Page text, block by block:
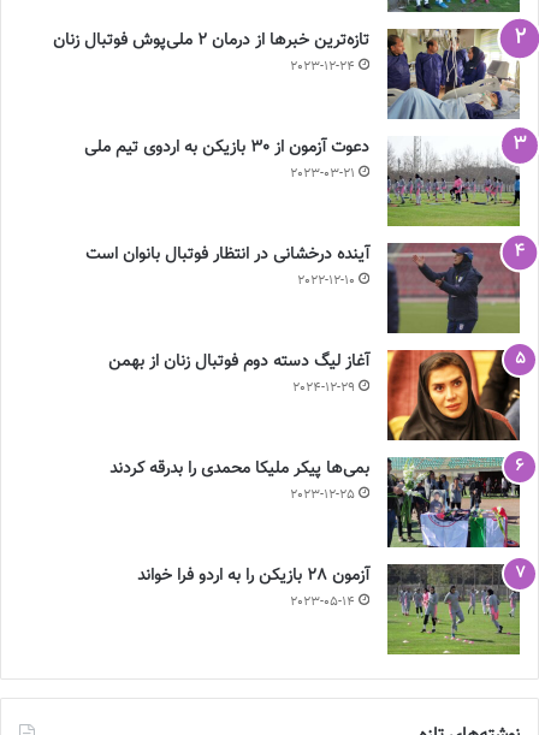
تازه‌ترین خبرها از درمان ۲ ملی‌پوش فوتبال زنان
2023-12-24
دعوت آزمون از 30 بازیکن به اردوی تیم ملی
2023-03-21
آینده درخشانی در انتظار فوتبال بانوان است
2022-12-10
آغاز لیگ دسته دوم فوتبال زنان از بهمن
2024-12-29
بمی‌ها پیکر ملیکا محمدی را بدرقه کردند
2023-12-25
آزمون 28 بازیکن را به اردو فرا خواند
2023-05-14